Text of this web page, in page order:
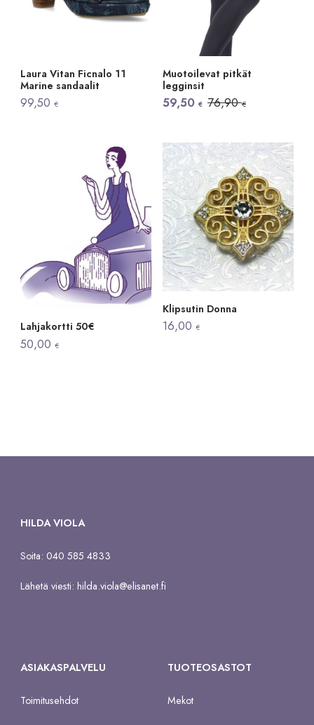
Laura Vitan Ficnalo 11
Marine sandaalit
99,50€
Muotoilevat pitkät
legginsit
76,90€
Alkuperäinen
hinta
59,50 €
Nykyinen
hinta
Lahjakortti 50€
50,00€
Klipsutin Donna
16,00 €
HILDA VIOLA
Soita: 040 585 4833
Lähetä viesti:hilda.viola@elisanet.fi
ASIAKASPALVELU
Toimitusehdot
TUOTEOSASTOT
Mekot